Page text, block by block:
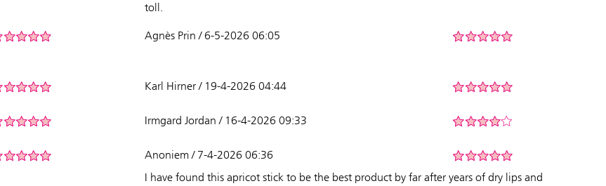
toll.
Agnès Prin / 6-5-2026 06:05
Karl Hirner / 19-4-2026 04:44
Irmgard Jordan / 16-4-2026 09:33
Anoniem / 7-4-2026 06:36
I have found this apricot stick to be the best product by far after years of dry lips and